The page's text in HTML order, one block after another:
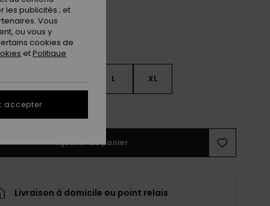
L XL
le Guide des tailles
Ajouter au panier
Livraison à domicile ou point relais
les publicités ; et
Vous
ou vous y
cookies de
etPolitique
accepter